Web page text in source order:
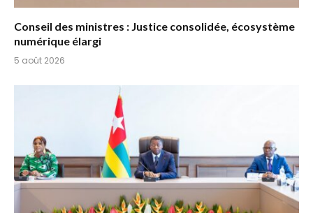
Conseil des ministres : Justice consolidée, écosystème
numérique élargi
5 août 2026